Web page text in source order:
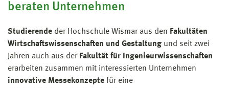
beraten Unternehmen
Studierende der Hochschule Wismar aus den Fakultäten
Wirtschaftswissenschaften und Gestaltung und seit zwei
Jahren auch aus derFakultät für Ingenieurwissenschaften
erarbeiten zusammen mit interessierten Unternehmen
innovative Messekonzepte für eine